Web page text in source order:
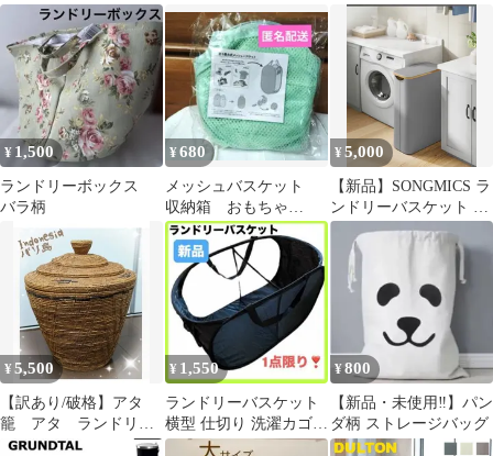
キャスター付き 籐風 大
容量 完成品
BOX 収納バケット
2種セット
リーチェスト
¥ 1,500
ランドリーボックス
バラ柄
¥680
メッシュバスケット
収納箱 おもちゃ
箱 洗濯バスケッ
ト お片付け ランド
リー
¥5,000
【新品】SONGMICS ラ
ンドリーバスケット ス
リム フタ付き 洗濯かご
ランドリーボックス 大
容量 脱衣所 隙間収納
竹製 グレー
¥5,500
【訳あり/破格】アタ
籠 アタ ランドリー
ボックス(大) 小物入
¥ 1,550
ランドリーバスケット
横型 仕切り 洗濯カゴ
折りたたみ 大容量 洗濯
¥800
【新品・未使用‼️】パン
ダ柄 ストレージバッグ